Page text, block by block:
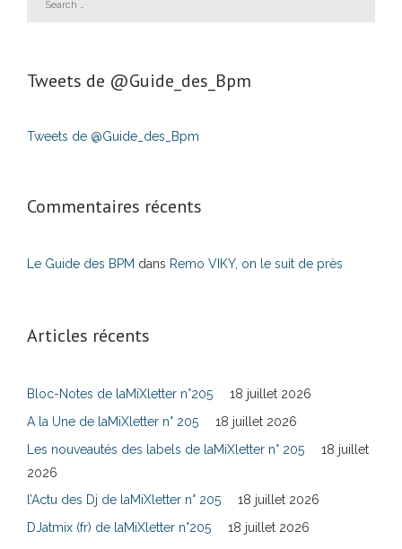
Tweets de ‎@Guide_des_Bpm
Tweets de @Guide_des_Bpm
Commentaires récents
Le Guide des BPM dans Remo VIKY, on le suit de près
Articles récents
Bloc-Notes de laMiXletter n°205
18 juillet 2026
A la Une de laMiXletter n° 205
18 juillet 2026
Les nouveautés des labels de laMiXletter n° 205
18 juillet
2026
l’Actu des Dj de laMiXletter n° 205
18 juillet 2026
DJatmix (fr) de laMiXletter n°205
18 juillet 2026